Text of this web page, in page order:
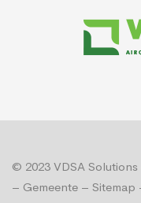
© 2023 VDSA Solutions
– Gemeente – Sitemap